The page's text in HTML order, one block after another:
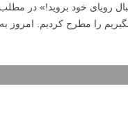
رویای خود بروید!» در